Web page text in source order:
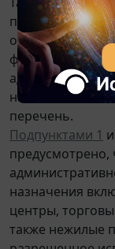
применяющие
освобождаются
физических лиц
назначения,
перечень.
Подпунктами 1 и
предусмотрено,
назначения
центры,
также нежилые